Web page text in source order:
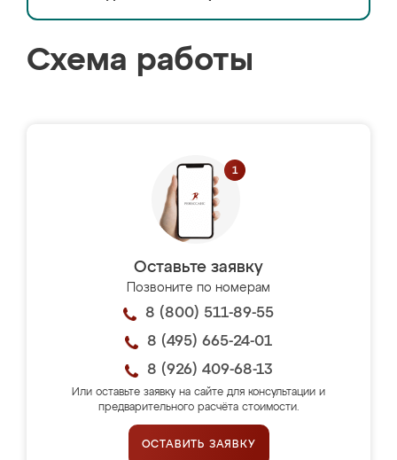
Схема работы
Оставьте заявку
Позвоните по номерам
8 (800) 511-89-55
8 (495) 665-24-01
8 (926) 409-68-13
Или оставьте заявку на сайте для консультации и
предварительного расчёта стоимости.
ОСТАВИТЬ ЗАЯВКУ